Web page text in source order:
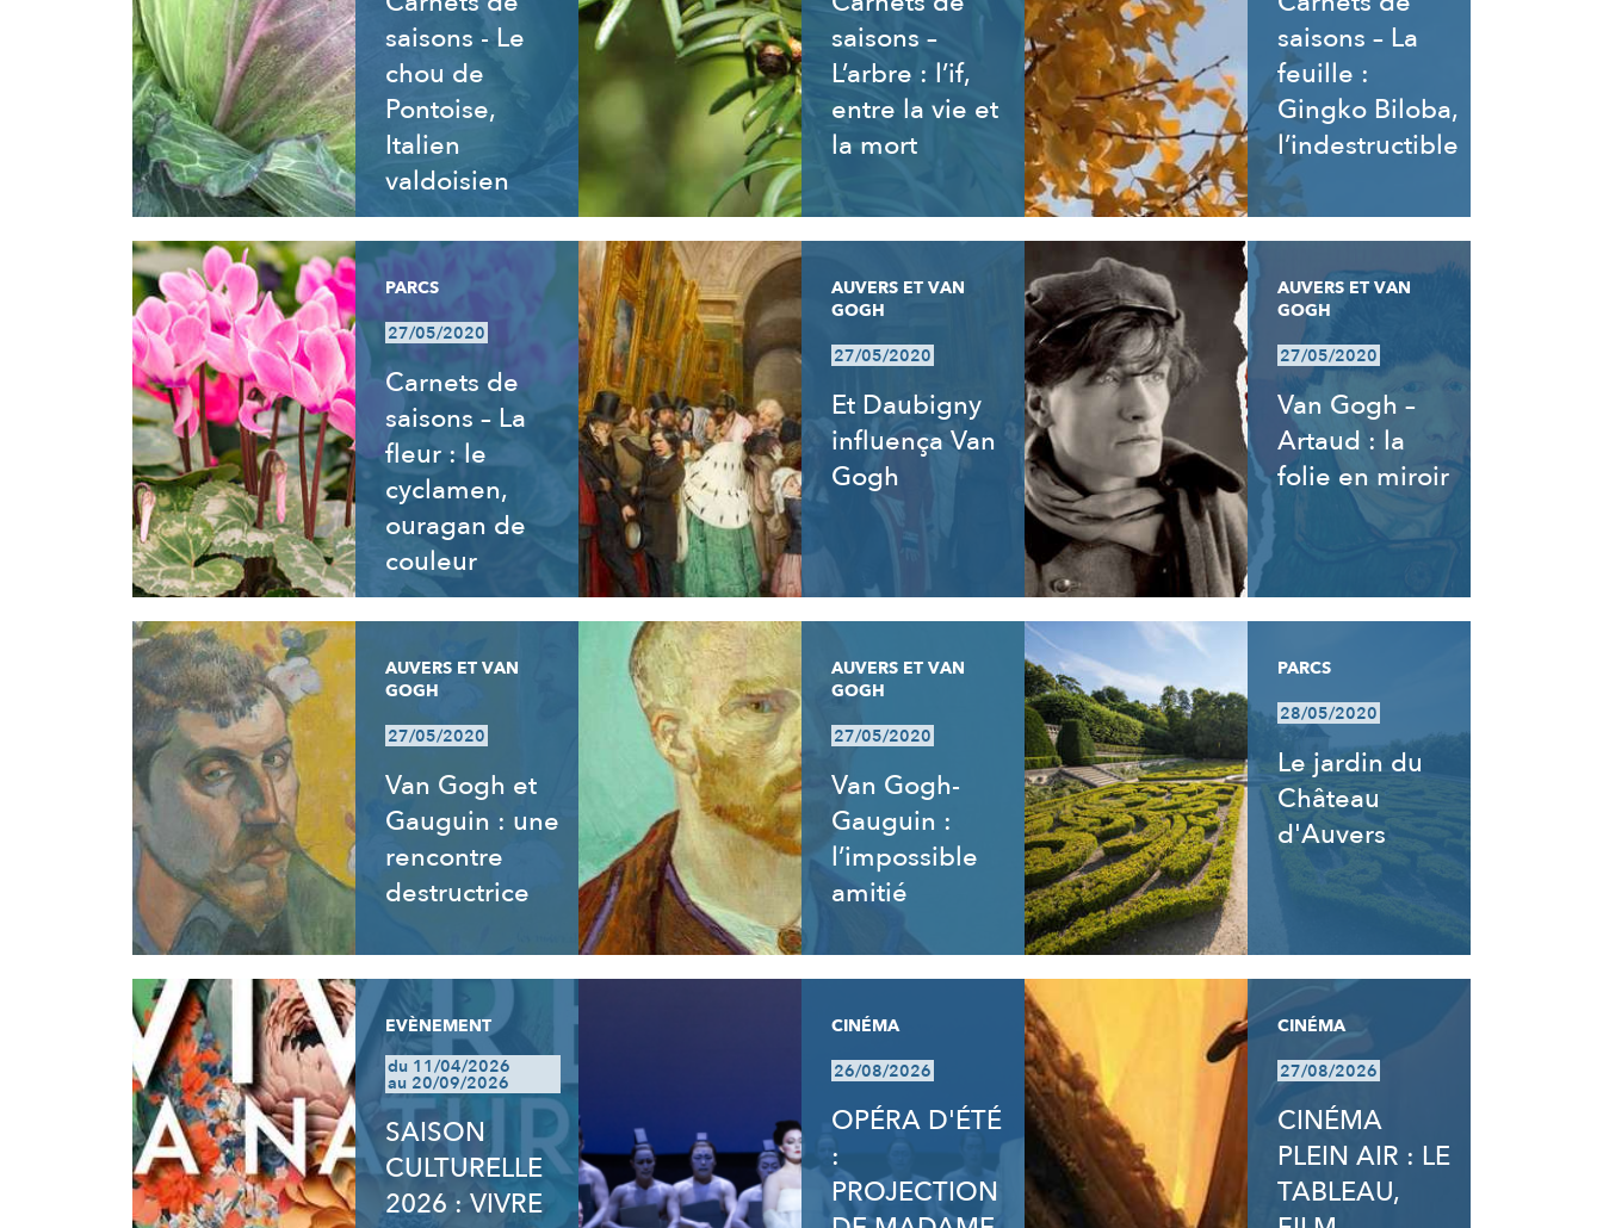
saisons - Le
chou de
Pontoise,
Italien
valdoisien
saisons –
L’arbre : l’if,
entre la vie et
la mort
saisons – La
feuille :
Gingko Biloba,
l’indestructible
PARCS
27/05/2020
Carnets de
saisons – La
fleur : le
cyclamen,
ouragan de
couleur
AUVERS ET VAN
GOGH
27/05/2020
Et Daubigny
influença Van
Gogh
AUVERS ET VAN
GOGH
27/05/2020
Van Gogh –
Artaud : la
folie en miroir
AUVERS ET VAN
GOGH
27/05/2020
Van Gogh et
Gauguin : une
rencontre
destructrice
AUVERS ET VAN
GOGH
27/05/2020
Van Gogh-
Gauguin :
l’impossible
amitié
PARCS
28/05/2020
Le jardin du
Château
d'Auvers
EVÈNEMENT
du 11/04/2026
au 20/09/2026
SAISON
CULTURELLE
2026 : VIVRE
CINÉMA
26/08/2026
OPÉRA D'ÉTÉ
:
PROJECTION
CINÉMA
27/08/2026
CINÉMA
PLEIN AIR : LE
TABLEAU,